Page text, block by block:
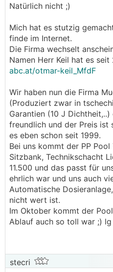
Natürlich nicht ;)
Mich hat es stutzig
finde im Internet.
Die Firma wechselt
Namen Herr Keil hat es seit
abc.at/otmar-keil_MfdF
Wir haben nun die Firma
(Produziert zwar in
Garantien (10 J
freundlich und der Preis ist
es eben schon seit 1999.
Bei uns kommt der PP
Sitzbank, Technikschacht
11.500 und das passt für
ehrlich war und uns auch
Automatische
nicht wert ist.
Im Oktober kommt der
Ablauf auch so toll war ;) lg
stecri